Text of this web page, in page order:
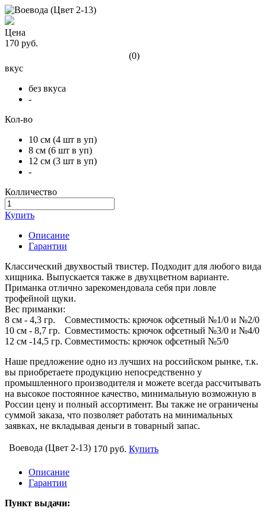
Цена
170 руб.
(0)
вкус
без вкуса
-
Кол-во
10 см (4 шт в уп)
8 см (6 шт в уп)
12 см (3 шт в уп)
-
Колличество
Купить
Описание
Гарантии
Классический двухвостый твистер. Подходит для любого вида
хищника. Выпускается также в двухцветном варианте.
Приманка отлично зарекомендовала себя при ловле
трофейной щуки.
Вес приманки:
8 см - 4,3 гр. Совместимость: крючок офсетный №1/0 и №2/0
10 см - 8,7 гр. Совместимость: крючок офсетный №3/0 и №4/0
12 см -14,5 гр. Совместимость: крючок офсетный №5/0
Наше предложение одно из лучших на российском рынке, т.к.
вы приобретаете продукцию непосредственно у
промышленного производителя и можете всегда рассчитывать
на высокое постоянное качество, минимальную возможную в
России цену и полный ассортимент. Вы также не ограничены
суммой заказа, что позволяет работать на минимальных
заявках, не вкладывая деньги в товарный запас.
Воевода (Цвет 2-13) 170 руб. Купить
Описание
Гарантии
Пункт выдачи: